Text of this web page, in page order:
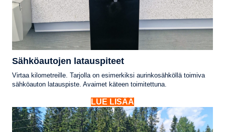
Sähköautojen latauspiteet
Virtaa kilometreille. Tarjolla on esimerkiksi aurinkosähköllä toimiva
sähköauton latauspiste. Avaimet käteen toimitettuna.
LUE LISÄÄ